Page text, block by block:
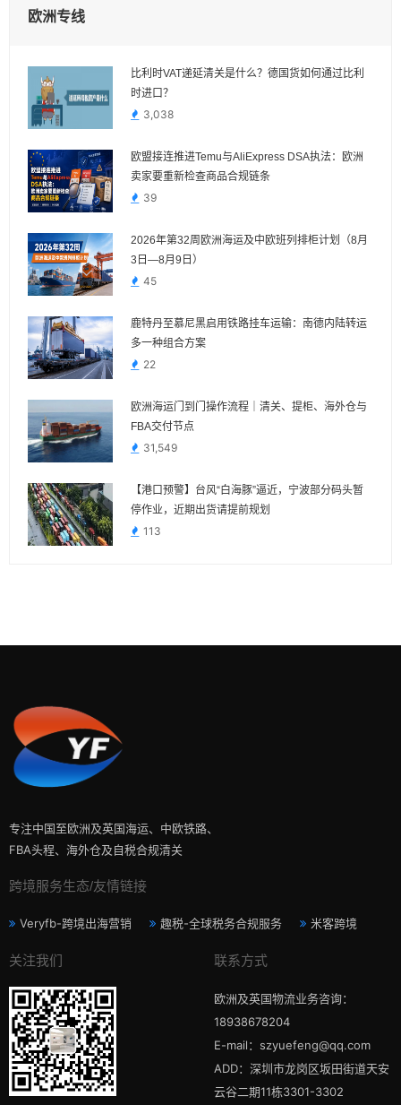
欧洲专线
比利时VAT递延清关是什么？德国货如何通过比利
时进口？
3,038
欧盟接连推进Temu与AliExpress DSA执法：欧洲
卖家要重新检查商品合规链条
39
2026年第32周欧洲海运及中欧班列排柜计划（8月
3日—8月9日）
45
鹿特丹至慕尼黑启用铁路挂车运输：南德内陆转运
多一种组合方案
22
欧洲海运门到门操作流程｜清关、提柜、海外仓与
FBA交付节点
31,549
【港口预警】台风“白海豚”逼近，宁波部分码头暂
停作业，近期出货请提前规划
113
专注中国至欧洲及英国海运、中欧铁路、
FBA头程、海外仓及自税合规清关
跨境服务生态/友情链接
Veryfb-跨境出海营销 趣税-全球税务合规服务 米客跨境
关注我们 联系方式
欧洲及英国物流业务咨询：
18938678204
E-mail：szyuefeng@qq.com
ADD：深圳市龙岗区坂田街道天安
云谷二期11栋3301-3302